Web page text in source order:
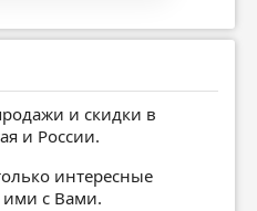
и скидки в
и России.
интересные
ими с Вами.